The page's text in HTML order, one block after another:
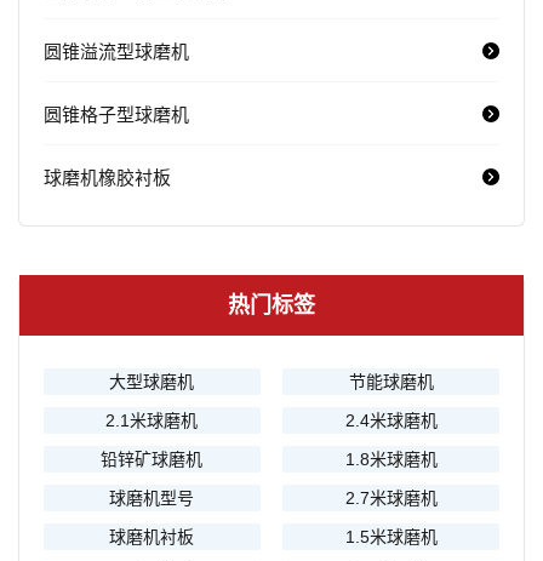
圆锥溢流型球磨机
圆锥格子型球磨机
球磨机橡胶衬板
热门标签
大型球磨机
节能球磨机
2.1米球磨机
2.4米球磨机
铅锌矿球磨机
1.8米球磨机
球磨机型号
2.7米球磨机
球磨机衬板
1.5米球磨机